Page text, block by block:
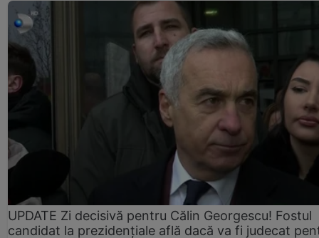
UPDATE Zi decisivă pentru Călin Georgescu! Fostul
candidat la prezidențiale află dacă va fi judecat